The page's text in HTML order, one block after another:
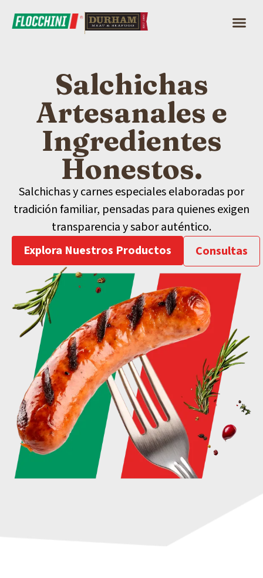
Salchichas
Artesanales e
Ingredientes
Honestos.
Salchichas y carnes especiales elaboradas por
tradición familiar, pensadas para quienes exigen
transparencia y sabor auténtico.
Explora Nuestros Productos
Consultas